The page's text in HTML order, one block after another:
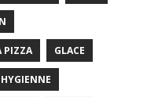
PIZZA GLACE
HYGIENNE